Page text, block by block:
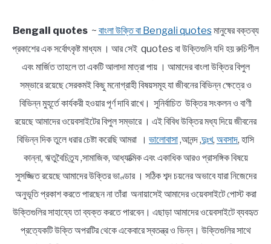
Bengali quotes~ বাংলা উক্তি বা Bengali quotesমানুষের বক্তব্য
প্রকাশের এক সর্বোৎকৃষ্ট মাধ্যম । আর সেই quotes বা উক্তিগুলি যদি হয় রুচিশীল
এবং মার্জিত তাহলে তা একটি আলাদা মাত্রা পায় । আমাদের বাংলা উক্তির বিপুল
সম্ভারে রয়েছে সেরকমই কিছু মনোগ্রাহী বিষয়সমূহ যা জীবনের বিভিন্ন ক্ষেত্রে ও
বিভিন্ন মুহূর্তে কার্যকরী হওয়ার পূর্ণ দাবি রাখে। সুনির্বাচিত উক্তির সংকলন ও বাণী
রয়েছে আমাদের ওয়েবসাইটের বিপুল সম্ভারে । এই বিবিধ উক্তির মধ্য দিয়ে জীবনের
বিভিন্ন দিক তুলে ধরার চেষ্টা করেছি আমরা । ভালোবাসা,আনন্দ ,দুঃখ, অবসাদ, হাসি
কান্না, ঋতুবৈচিত্র্য ,সামাজিক, আধ্যাত্মিক এবং একাধিক আরও প্রাসঙ্গিক বিষয়ে
সুসজ্জিত রয়েছে আমাদের উক্তির ভাণ্ডার । সঠিক শব্দ চয়নের অভাবে যারা নিজেদের
অনুভূতি প্রকাশ করতে পারছেন না তাঁরা অনায়াসেই আমাদের ওয়েবসাইটে পোস্ট করা
উক্তিগুলির সাহায্যে তা ব্যক্ত করতে পারবেন। এছাড়া আমাদের ওয়েবসাইটে ব্যবহৃত
প্রত্যেকটি উক্তি অপরটির থেকে একেবারে স্বতন্ত্র ও ভিন্ন। উক্তিগুলির সাথে